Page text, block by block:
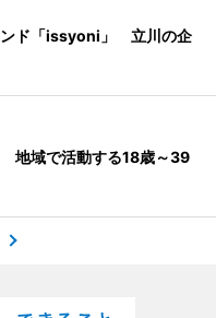
ンド「issyoni」 立川の企
地域で活動する18歳～39